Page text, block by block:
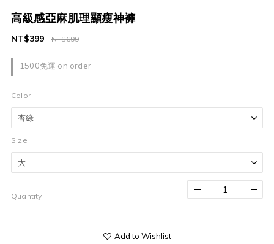
高級感亞麻肌理顯瘦神褲
1500免運 on order
NT$699
NT$399
Color
Size
Quantity
Add to Wishlist